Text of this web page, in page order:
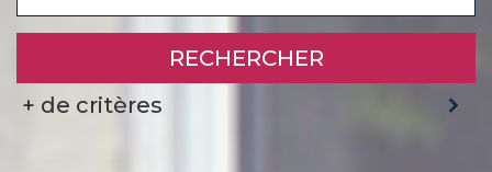
RECHERCHER
+ de critères